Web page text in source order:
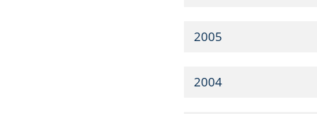
2005
2004